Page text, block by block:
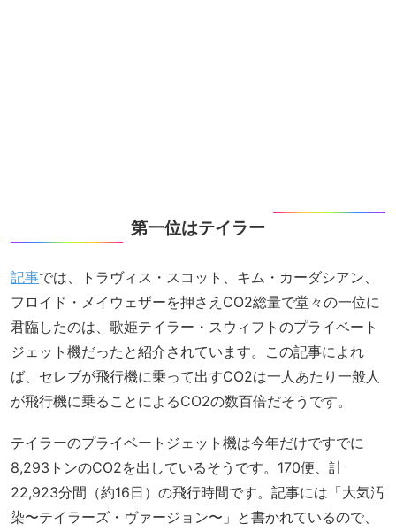
第一位はテイラー
記事では、トラヴィス・スコット、キム・カーダシアン、
フロイド・メイウェザーを押さえCO2総量で堂々の一位に
君臨したのは、歌姫テイラー・スウィフトのプライベート
ジェット機だったと紹介されています。この記事によれ
ば、セレブが飛行機に乗って出すCO2は一人あたり一般人
が飛行機に乗ることによるCO2の数百倍だそうです。
テイラーのプライベートジェット機は今年だけですでに
8,293トンのCO2を出しているそうです。170便、計
22,923分間（約16日）の飛行時間です。記事には「大気汚
染〜テイラーズ・ヴァージョン〜」と書かれているので、